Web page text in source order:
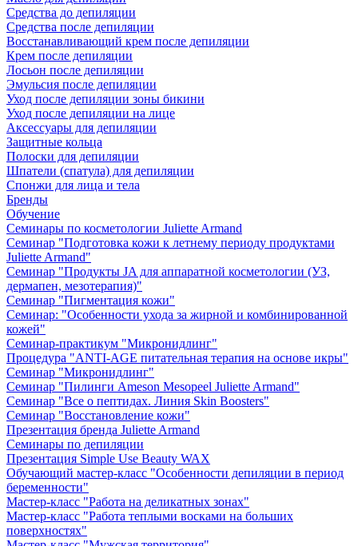
Средства до депиляции
Средства после депиляции
Восстанавливающий крем после депиляции
Крем после депиляции
Лосьон после депиляции
Эмульсия после депиляции
Уход после депиляции зоны бикини
Уход после депиляции на лице
Аксессуары для депиляции
Защитные кольца
Полоски для депиляции
Шпатели (спатула) для депиляции
Спонжи для лица и тела
Бренды
Обучение
Семинары по косметологии Juliette Armand
Семинар "Подготовка кожи к летнему периоду продуктами
Juliette Armand"
Семинар "Продукты JA для аппаратной косметологии (УЗ,
дермапен, мезотерапия)"
Семинар "Пигментация кожи"
Семинар: "Особенности ухода за жирной и комбинированной
кожей"
Семинар-практикум "Микронидлинг"
Процедура "ANTI-AGE питательная терапия на основе икры"
Семинар "Микронидлинг"
Семинар "Пилинги Ameson Mesopeel Juliette Armand"
Семинар "Все о пептидах. Линия Skin Boosters"
Семинар "Восстановление кожи"
Презентация бренда Juliette Armand
Семинары по депиляции
Презентация Simple Use Beauty WAX
Обучающий мастер-класс "Особенности депиляции в период
беременности"
Мастер-класс "Работа на деликатных зонах"
Мастер-класс "Работа теплыми восками на больших
поверхностях"